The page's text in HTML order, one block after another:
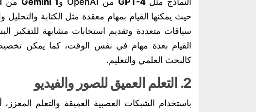
حيث يمكنها القيام بمهام معقدة مثل الكتابة
سياقات متعددة وتقديم استجابات مشابهة للتفكير
القيام بعدة مهام في نفس الوقت، كما يمكن
كالبحث العلمي والتعليم.
2. التعلم العميق للصور والفيديو
باستخدام الشبكات العصبية العميقة والتعلم